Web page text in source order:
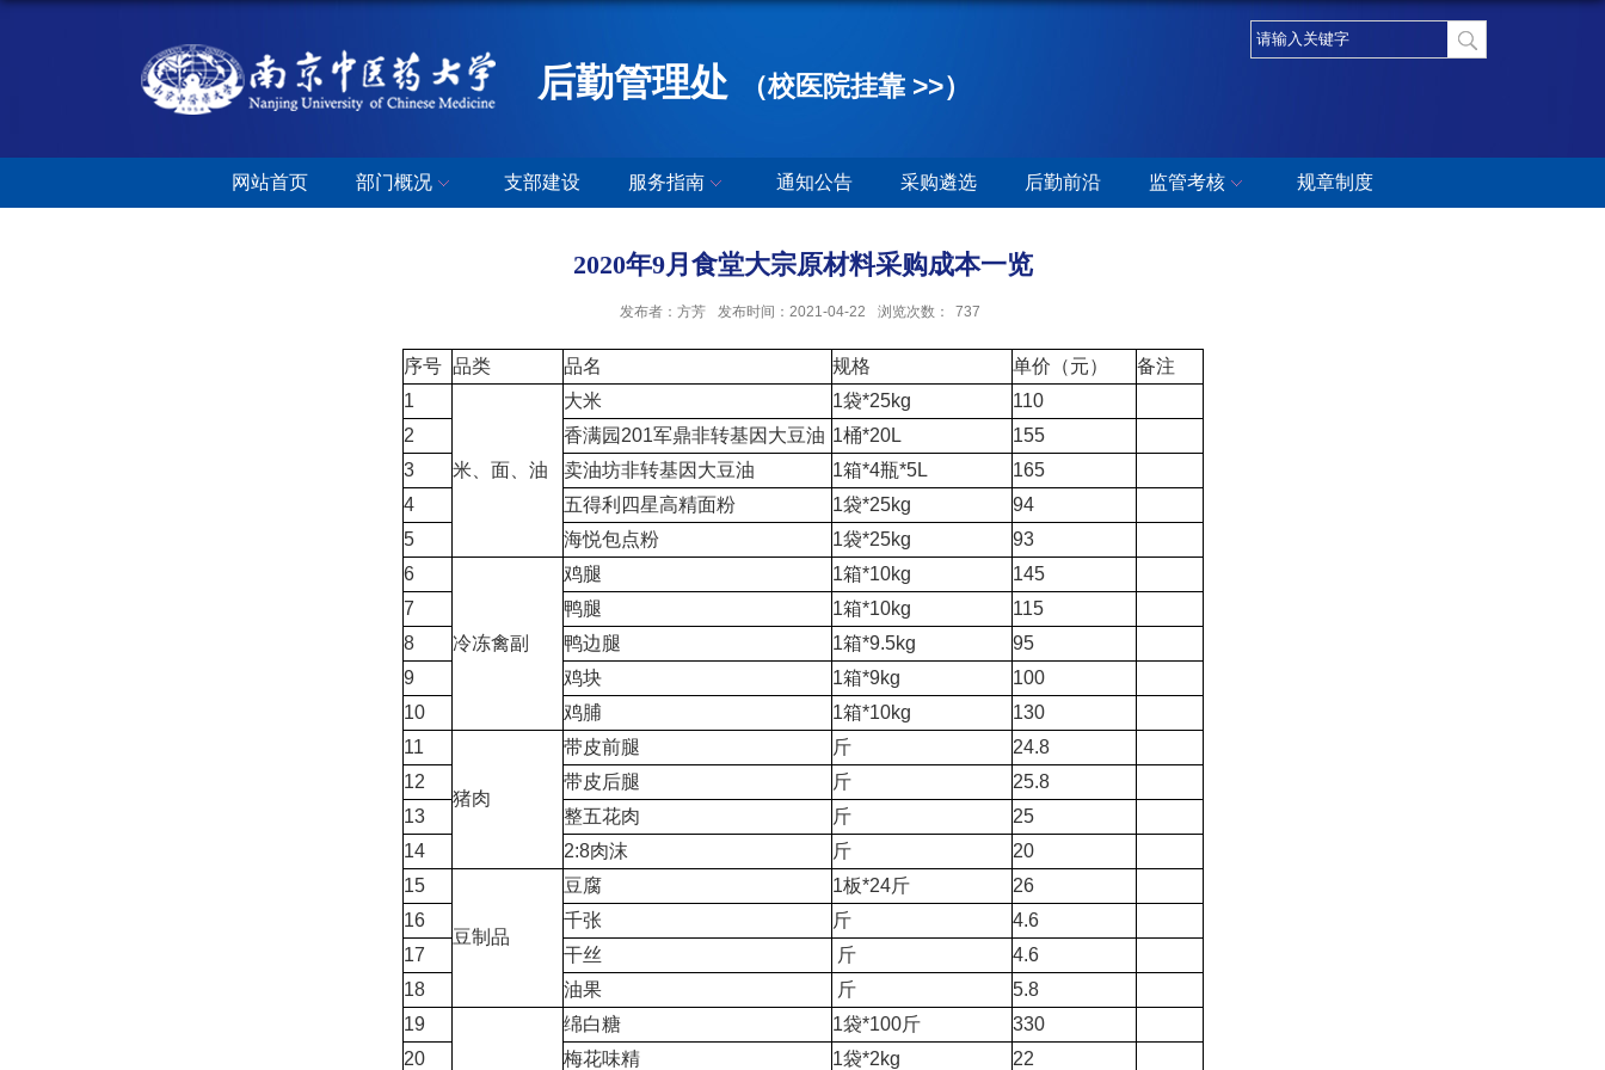
后勤管理处 （校医院挂靠 >>）
网站首页 部门概况 支部建设 服务指南 通知公告 采购遴选 后勤前沿 监管考核 规章制度
2020年9月食堂大宗原材料采购成本一览
发布者：方芳 发布时间：2021-04-22 浏览次数： 737
序号 品类 品名 规格 单价（元）
备注
1
米、面、油
大米 1袋*25kg
110
2
香满园201军鼎非转基因大豆油 1桶*20L
155
3
卖油坊非转基因大豆油 1箱*4瓶*5L
165
4
五得利四星高精面粉 1袋*25kg
94
5
海悦包点粉 1袋*25kg
93
6
冷冻禽副
鸡腿 1箱*10kg
145
7
鸭腿 1箱*10kg
115
8
鸭边腿 1箱*9.5kg
95
9
鸡块 1箱*9kg
100
10
鸡脯 1箱*10kg
130
11
猪肉
带皮前腿 斤
24.8
12
带皮后腿 斤
25.8
13
整五花肉 斤
25
14
2:8肉沫 斤
20
15
豆制品
豆腐 1板*24斤
26
16
千张 斤
4.6
17
干丝 斤
4.6
18
油果 斤
5.8
19
绵白糖 1袋*100斤
330
20
梅花味精 1袋*2kg 22